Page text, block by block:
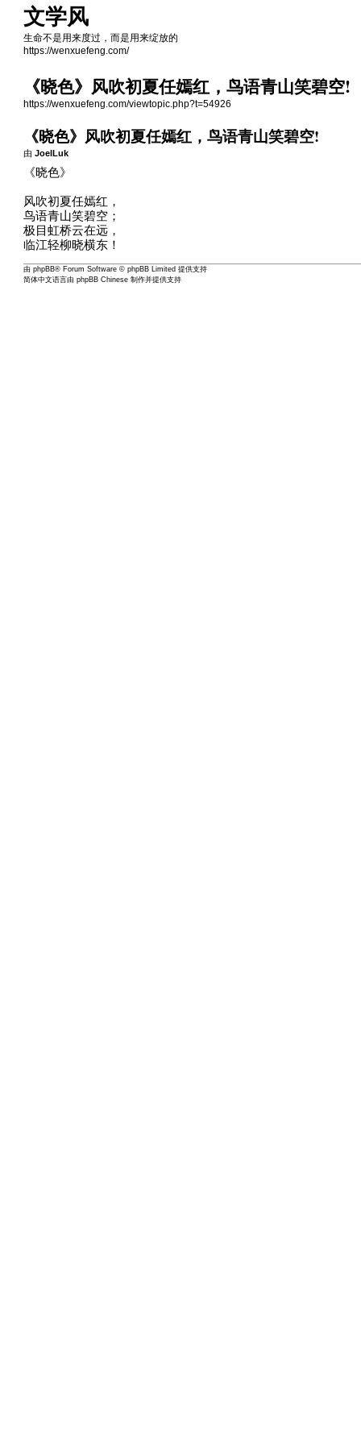
文学风
生命不是用来度过，而是用来绽放的
https://wenxuefeng.com/
《晓色》风吹初夏任嫣红，鸟语青山笑碧空!
https://wenxuefeng.com/viewtopic.php?t=54926
《晓色》风吹初夏任嫣红，鸟语青山笑碧空!
由JoelLuk
《晓色》
风吹初夏任嫣红，
鸟语青山笑碧空；
极目虹桥云在远，
临江轻柳晓横东！
由phpBB® Forum Software © phpBB Limited 提供支持
简体中文语言由phpBB Chinese 制作并提供支持